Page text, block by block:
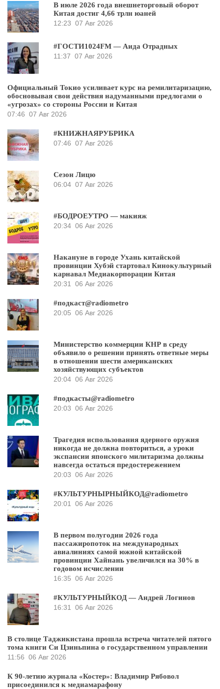
В июле 2026 года внешнеторговый оборот
Китая достиг 4,66 трлн юаней
12:23 07 Авг 2026
#ГОСТИ1024FM — Аида Отрадных
11:37 07 Авг 2026
Официальный Токио усиливает курс на ремилитаризацию,
обосновывая свои действия надуманными предлогами о
«угрозах» со стороны России и Китая
07:46 07 Авг 2026
#КНИЖНАЯРУБРИКА
07:46 07 Авг 2026
Сезон Лицю
06:04 07 Авг 2026
#БОДРОЕУТРО — макияж
20:34 06 Авг 2026
Накануне в городе Ухань китайской
провинции Хубэй стартовал Кинокультурный
карнавал Медиакорпорации Китая
20:31
06 Авг 2026
#подкаст@radiometro
20:05 06 Авг 2026
Министерство коммерции КНР в среду
объявило о решении принять ответные меры
в отношении шести американских
хозяйствующих субъектов
20:04 06 Авг 2026
#подкасты@radiometro
20:03 06 Авг 2026
Трагедия использования ядерного оружия
никогда не должна повториться, а уроки
экспансии японского милитаризма должны
навсегда остаться предостережением
20:03 06 Авг 2026
#КУЛЬТУРНЫРНЫЙКОД@radiometro
20:01
06 Авг 2026
В первом полугодии 2026 года
пассажиропоток на международных
авиалиниях самой южной китайской
провинции Хайнань увеличился на 30% в
годовом исчислении
16:35 06 Авг 2026
#КУЛЬТУРНЫЙКОД — Андрей Логинов
16:31
06 Авг 2026
В столице Таджикистана прошла встреча читателей пятого
тома книги Си Цзиньпина о государственном управлении
11:56 06 Авг 2026
К 90-летию журнала «Костер»: Владимир Рябовол
присоединился к медиамарафону